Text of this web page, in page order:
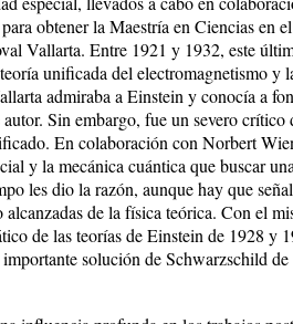
obtener la Maestría en Ciencias en
Vallarta. Entre 1921 y 1932, este
unificada del electromagnetismo y
admiraba a Einstein y conocía a
Sin embargo, fue un severo
En colaboración con Norbert
y la mecánica cuántica que buscar
les dio la razón, aunque hay que
alcanzadas de la física teórica. Con el
de las teorías de Einstein de 1928 y
solución de Schwarzschild